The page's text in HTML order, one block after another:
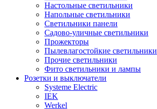
Настольные светильники
Напольные светильники
Светильники панели
Садово-уличные светильники
Прожекторы
Пылевлагостойкие светильники
Прочие светильники
Фито светильники и лампы
Розетки и выключатели
Systeme Electric
IEK
Werkel